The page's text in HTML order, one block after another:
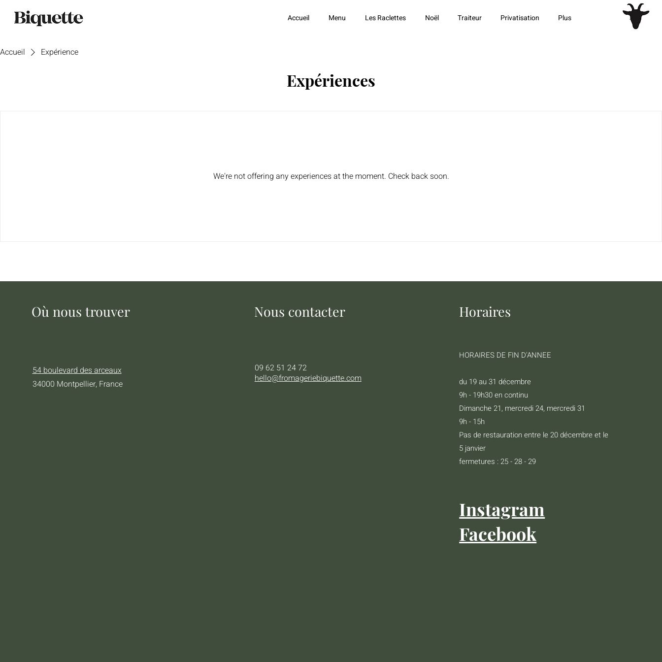
Accueil Menu Les Raclettes Noël Traiteur Privatisation Plus
Accueil Expérience
Expériences
We're not offering any experiences at the moment. Check back soon.
Où nous trouver
54 boulevard des arceaux
34000 Montpellier, France
Nous contacter
09 62 51 24 72
hello@fromageriebiquette.com
Horaires
HORAIRES DE FIN D'ANNEE
du 19 au 31 décembre
9h - 19h30 en continu
Dimanche 21, mercredi 24, mercredi 31
9h - 15h
Pas de restauration entre le 20 décembre et le
5 janvier
fermetures : 25 - 28 - 29
Instagram
Facebook